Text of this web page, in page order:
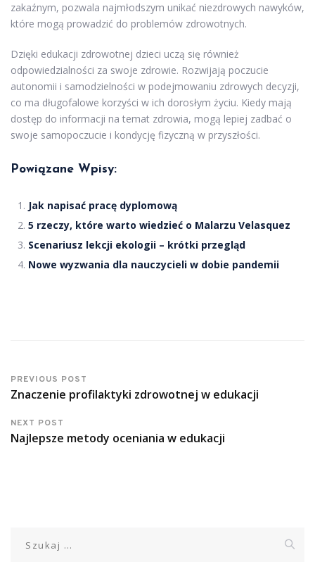
zakaźnym, pozwala najmłodszym unikać niezdrowych nawyków,
które mogą prowadzić do problemów zdrowotnych.
Dzięki edukacji zdrowotnej dzieci uczą się również
odpowiedzialności za swoje zdrowie. Rozwijają poczucie
autonomii i samodzielności w podejmowaniu zdrowych decyzji,
co ma długofalowe korzyści w ich dorosłym życiu. Kiedy mają
dostęp do informacji na temat zdrowia, mogą lepiej zadbać o
swoje samopoczucie i kondycję fizyczną w przyszłości.
Powiązane Wpisy:
Jak napisać pracę dyplomową
5 rzeczy, które warto wiedzieć o Malarzu Velasquez
Scenariusz lekcji ekologii – krótki przegląd
Nowe wyzwania dla nauczycieli w dobie pandemii
PREVIOUS POST
Znaczenie profilaktyki zdrowotnej w edukacji
NEXT POST
Najlepsze metody oceniania w edukacji